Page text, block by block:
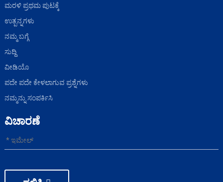
ಮರಳಿ ಪ್ರಥಮ ಪುಟಕ್ಕೆ
ಉತ್ಪನ್ನಗಳು
ನಮ್ಮ ಬಗ್ಗೆ
ಸುದ್ದಿ
ವೀಡಿಯೊ
ಪದೇ ಪದೇ ಕೇಳಲಾಗುವ ಪ್ರಶ್ನೆಗಳು
ನಮ್ಮನ್ನು ಸಂಪರ್ಕಿಸಿ
ವಿಚಾರಣೆ